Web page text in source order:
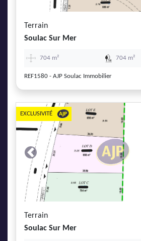
Terrain
Soulac Sur Mer
704 m² 704 m²
REF1580 - AJP Soulac Immobilier
Previous
EXCLUSIVITÉ
Terrain
Soulac Sur Mer